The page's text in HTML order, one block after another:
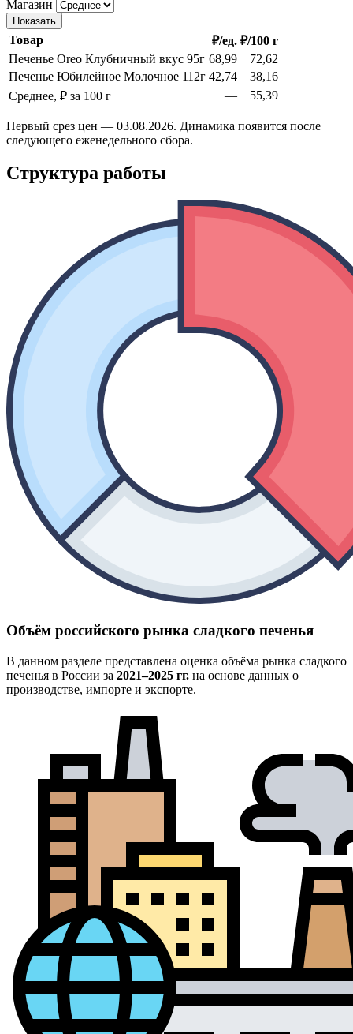
Магазин
Показать
Товар ₽/ед. ₽/100 г
Печенье Oreo Клубничный вкус 95г 68,99
72,62
Печенье Юбилейное Молочное 112г 42,74
38,16
Среднее, ₽ за 100 г
— 55,39
Первый срез цен — 03.08.2026. Динамика появится после
следующего еженедельного сбора.
Структура работы
Объём российского рынка сладкого печенья
В данном разделе представлена оценка объёма рынка сладкого
печенья в России за 2021–2025 гг. на основе данных о
производстве, импорте и экспорте.